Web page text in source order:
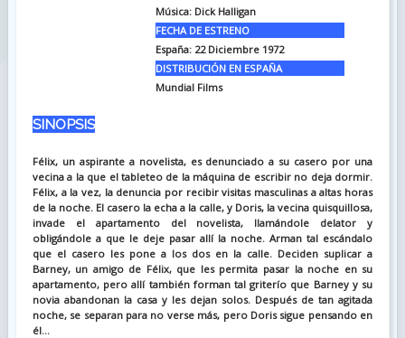
Música: Dick Halligan
FECHA DE ESTRENO
España: 22 Diciembre 1972
DISTRIBUCIÓN EN ESPAÑA
Mundial Films
SINOPSIS
Félix, un aspirante a novelista, es denunciado a su casero por una
vecina a la que el tableteo de la máquina de escribir no deja dormir.
Félix, a la vez, la denuncia por recibir visitas masculinas a altas horas
de la noche. El casero la echa a la calle, y Doris, la vecina quisquillosa,
invade el apartamento del novelista, llamándole delator y
obligándole a que le deje pasar allí la noche. Arman tal escándalo
que el casero les pone a los dos en la calle. Deciden suplicar a
Barney, un amigo de Félix, que les permita pasar la noche en su
apartamento, pero allí también forman tal griterío que Barney y su
novia abandonan la casa y les dejan solos. Después de tan agitada
noche, se separan para no verse más, pero Doris sigue pensando en
él...